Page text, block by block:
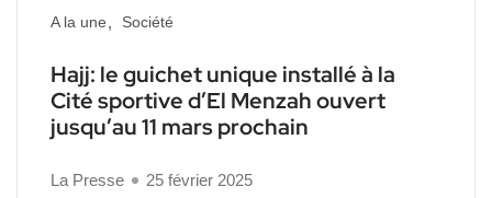
A la une Société
Hajj: le guichet unique installé à la
Cité sportive d’El Menzah ouvert
jusqu’au 11 mars prochain
La Presse
25 février 2025